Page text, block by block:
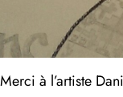
Merci à l’artiste